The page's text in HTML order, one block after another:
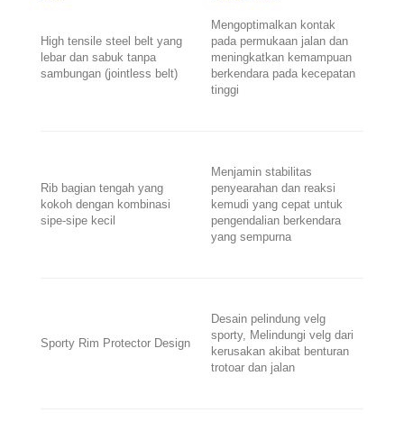
High tensile steel belt yang
lebar dan sabuk tanpa
sambungan (jointless belt)
Mengoptimalkan kontak
pada permukaan jalan dan
meningkatkan kemampuan
berkendara pada kecepatan
tinggi
Rib bagian tengah yang
kokoh dengan kombinasi
sipe-sipe kecil
Menjamin stabilitas
penyearahan dan reaksi
kemudi yang cepat untuk
pengendalian berkendara
yang sempurna
Sporty Rim Protector Design
Desain pelindung velg
sporty, Melindungi velg dari
kerusakan akibat benturan
trotoar dan jalan